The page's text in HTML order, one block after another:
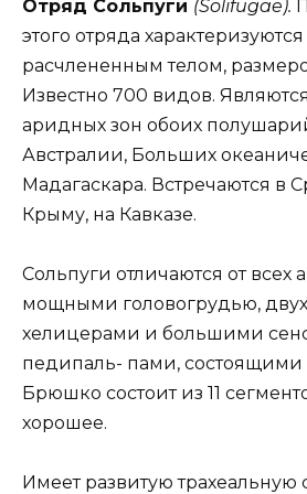
Отряд Сольпуги (Solifugae).
этого отряда
расчлененным телом,
Известно 700 видов.
аридных зон обоих
Австралии, Больших
Мадагаскара. Встречаются в
Крыму, на Кавказе.
Сольпуги отличаются от всех
мощными головогрудью,
хелицерами и большими
педипаль- пами, состоящими
Брюшко состоит из 11
хорошее.
Имеет развитую трахеальную